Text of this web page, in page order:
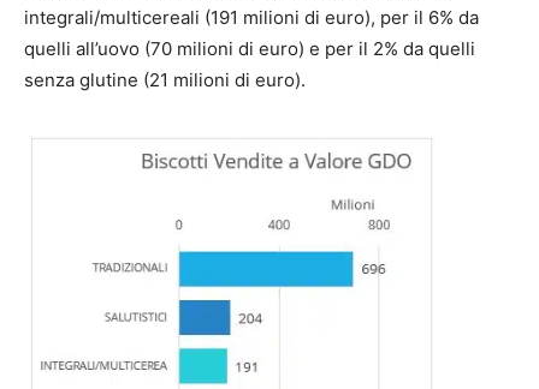
integrali/multicereali (191 milioni di euro), per il 6% da
quelli all’uovo (70 milioni di euro) e per il 2% da quelli
senza glutine (21 milioni di euro).